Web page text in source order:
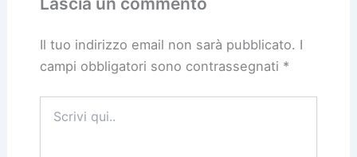
Il tuo indirizzo email non sarà pubblicato. I
campi obbligatori sono contrassegnati *
qui..